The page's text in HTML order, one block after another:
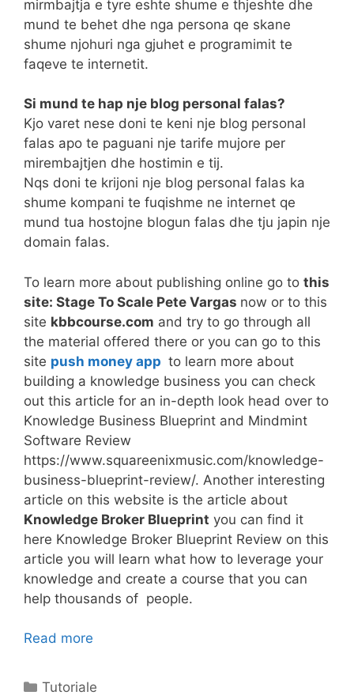
mirmbajtja e tyre eshte shume e thjeshte dhe
mund te behet dhe nga persona qe skane
shume njohuri nga gjuhet e programimit te
faqeve te internetit.
Si mund te hap nje blog personal falas?
Kjo varet nese doni te keni nje blog personal
falas apo te paguani nje tarife mujore per
mirembajtjen dhe hostimin e tij.
Nqs doni te krijoni nje blog personal falas ka
shume kompani te fuqishme ne internet qe
mund tua hostojne blogun falas dhe tju japin nje
domain falas.
To learn more about publishing online go to this
site: Stage To Scale Pete Vargas now or to this
site kbbcourse.com and try to go through all
the material offered there or you can go to this
site push money app to learn more about
building a knowledge business you can check
out this article for an in-depth look head over to
Knowledge Business Blueprint and Mindmint
Software Review
https://www.squareenixmusic.com/knowledge-
business-blueprint-review/. Another interesting
article on this website is the article about
Knowledge Broker Blueprint you can find it
here Knowledge Broker Blueprint Review on this
article you will learn what how to leverage your
knowledge and create a course that you can
help thousands of people.
Read more
Categories
Tutoriale